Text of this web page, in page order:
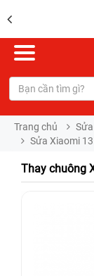
Trang chủ
Sửa Xiaomi
Thay chuông